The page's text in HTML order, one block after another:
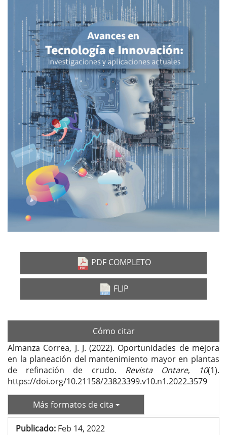
PDF COMPLETO
FLIP
Cómo citar
Almanza Correa, J. J. (2022). Oportunidades de mejora
en la planeación del mantenimiento mayor en plantas
de refinación de crudo. Revista Ontare, 10(1).
https://doi.org/10.21158/23823399.v10.n1.2022.3579
Más formatos de cita
Publicado: Feb 14, 2022